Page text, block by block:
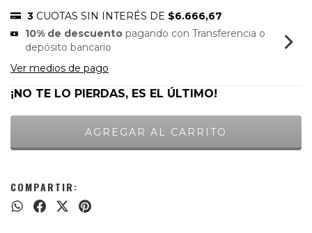
3 CUOTAS SIN INTERÉS DE $6.666,67
10% de descuento pagando con Transferencia o
depósito bancario
Ver medios de pago
¡NO TE LO PIERDAS, ES EL ÚLTIMO!
COMPARTIR: